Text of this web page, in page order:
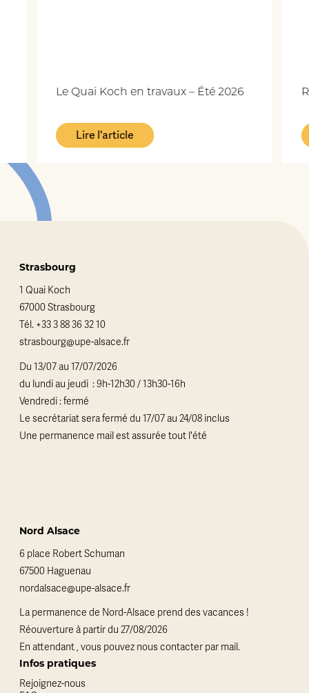
Le Quai Koch en travaux – Été 2026
Lire l'article
Strasbourg
1 Quai Koch
67000 Strasbourg
Tél. +33 3 88 36 32 10
strasbourg@upe-alsace.fr
Du 13/07 au 17/07/2026
du lundi au jeudi : 9h-12h30 / 13h30-16h
Vendredi : fermé
Le secrétariat sera fermé du 17/07 au 24/08 inclus
Une permanence mail est assurée tout l'été
Nord Alsace
6 place Robert Schuman
67500 Haguenau
nordalsace@upe-alsace.fr
La permanence de Nord-Alsace prend des vacances !
Réouverture à partir du 27/08/2026
En attendant , vous pouvez nous contacter par mail.
Infos pratiques
Rejoignez-nous